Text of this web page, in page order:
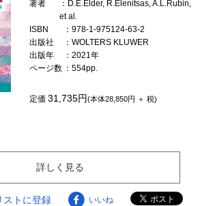
著者
：D.E.Elder, R.Elenitsas, A.L.Rubin,
et al.
ISBN
：978-1-975124-63-2
出版社
：WOLTERS KLUWER
出版年
：2021年
ページ数 ：554pp.
定価31,735円(本体28,850円 ＋ 税)
詳しく見る
ストに登録 いいね